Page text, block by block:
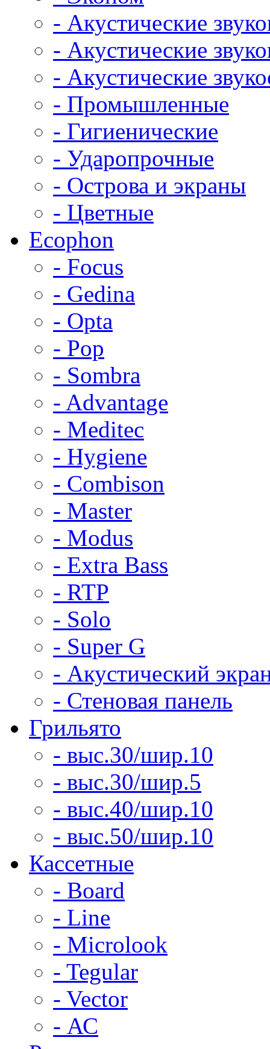
- Акустические
- Акустические
- Акустические
- Промышленные
- Гигиенические
- Ударопрочные
- Острова и экраны
- Цветные
Ecophon
- Focus
- Gedina
- Opta
- Pop
- Sombra
- Advantage
- Meditec
- Hygiene
- Combison
- Master
- Modus
- Extra Bass
- RTP
- Solo
- Super G
- Акустический
- Стеновая панель
Грильято
- выс.30/шир.10
- выс.30/шир.5
- выс.40/шир.10
- выс.50/шир.10
Кассетные
- Board
- Line
- Microlook
- Tegular
- Vector
- АС